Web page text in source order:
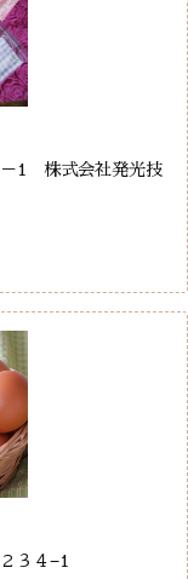
－1 株式会社発光技
３４−1